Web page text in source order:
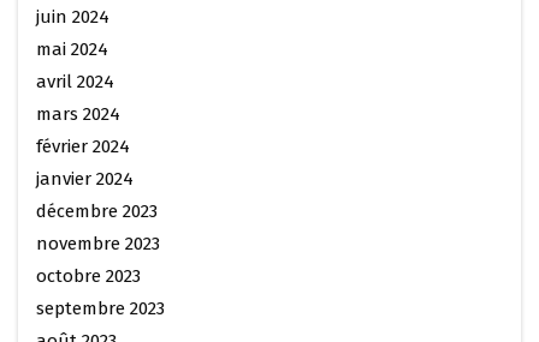
juin 2024
mai 2024
avril 2024
mars 2024
février 2024
janvier 2024
décembre 2023
novembre 2023
octobre 2023
septembre 2023